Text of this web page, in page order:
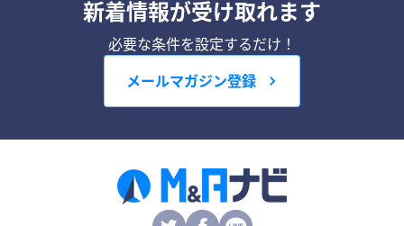
新着情報が受け取れます
必要な条件を設定するだけ！
メールマガジン登録